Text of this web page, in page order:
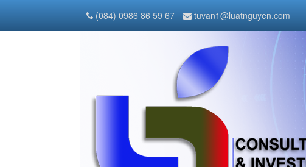
(084) 0986 86 59 67 tuvan1@luatnguyen.com